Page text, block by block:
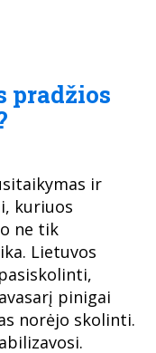
pradžios
ir
kuriuos
ne tik
Lietuvos
pinigai
norėjo skolinti.